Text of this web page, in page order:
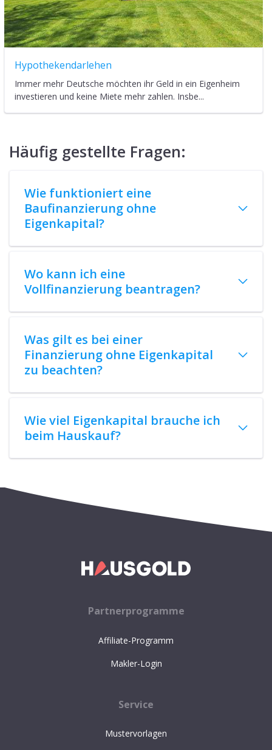
Hypothekendarlehen
Immer mehr Deutsche möchten ihr Geld in ein Eigenheim
investieren und keine Miete mehr zahlen. Insbe...
Häufig gestellte Fragen:
Wie funktioniert eine
Baufinanzierung ohne
Eigenkapital?
Wo kann ich eine
Vollfinanzierung beantragen?
Was gilt es bei einer
Finanzierung ohne Eigenkapital
zu beachten?
Wie viel Eigenkapital brauche ich
beim Hauskauf?
Partnerprogramme
Affiliate-Programm
Makler-Login
Service
Mustervorlagen